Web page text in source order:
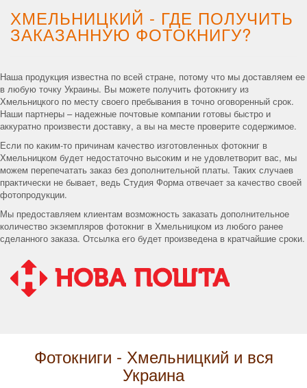
ХМЕЛЬНИЦКИЙ - ГДЕ ПОЛУЧИТЬ
ЗАКАЗАННУЮ ФОТОКНИГУ?
Наша продукция известна по всей стране, потому что мы доставляем ее
в любую точку Украины. Вы можете получить фотокнигу из
Хмельницкого по месту своего пребывания в точно оговоренный срок.
Наши партнеры – надежные почтовые компании готовы быстро и
аккуратно произвести доставку, а вы на месте проверите содержимое.
Если по каким-то причинам качество изготовленных фотокниг в
Хмельницком будет недостаточно высоким и не удовлетворит вас, мы
можем перепечатать заказ без дополнительной платы. Таких случаев
практически не бывает, ведь Студия Форма отвечает за качество своей
фотопродукции.
Мы предоставляем клиентам возможность заказать дополнительное
количество экземпляров фотокниг в Хмельницком из любого ранее
сделанного заказа. Отсылка его будет произведена в кратчайшие сроки.
Фотокниги - Хмельницкий и вся
Украина